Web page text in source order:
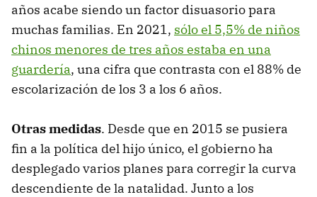
años acabe siendo un factor disuasorio para
muchas familias. En 2021, sólo el 5,5% de niños
chinos menores de tres años estaba en una
guardería, una cifra que contrasta con el 88% de
escolarización de los 3 a los 6 años.
Otras medidas. Desde que en 2015 se pusiera
fin a la política del hijo único, el gobierno ha
desplegado varios planes para corregir la curva
descendiente de la natalidad. Junto a los